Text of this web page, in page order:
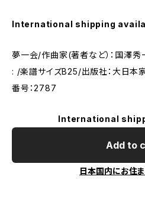
International shipping
夢一会/作曲家(著者など）：国澤
: /楽譜サイズB25/出版社：大日本
番号：2787
International
Add to
日本国内にお住